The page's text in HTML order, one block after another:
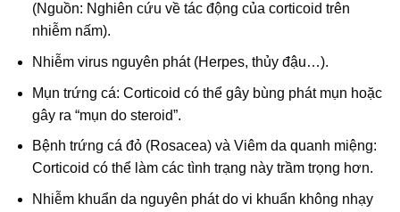
(Nguồn: Nghiên cứu về tác động của corticoid trên
nhiễm nấm).
Nhiễm virus nguyên phát (Herpes, thủy đậu…).
Mụn trứng cá: Corticoid có thể gây bùng phát mụn hoặc
gây ra “mụn do steroid”.
Bệnh trứng cá đỏ (Rosacea) và Viêm da quanh miệng:
Corticoid có thể làm các tình trạng này trầm trọng hơn.
Nhiễm khuẩn da nguyên phát do vi khuẩn không nhạy